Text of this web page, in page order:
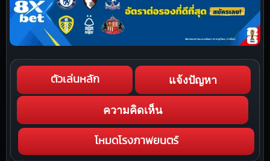
ตัวเล่นหลัก แจ้งปัญหา
ความคิดเห็น
โหมดโรงภาพยนตร์